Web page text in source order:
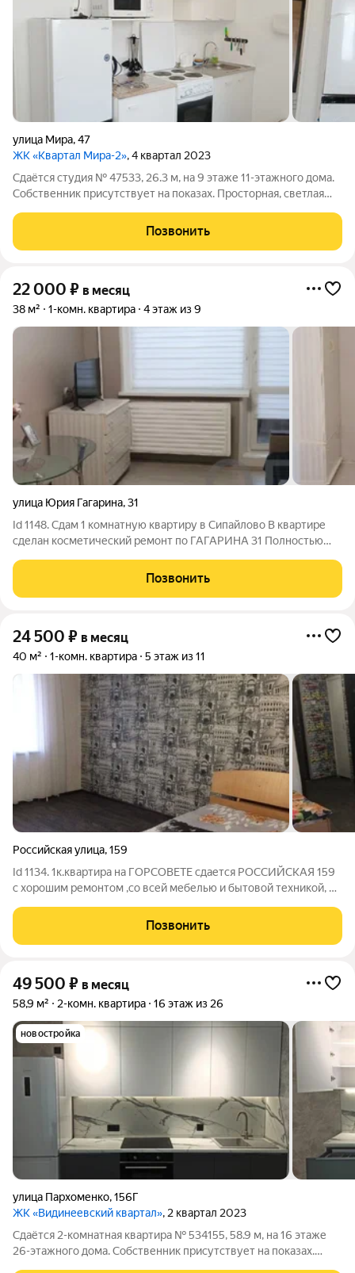
улица Мира,47
ЖК «Квартал Мира-2», 4 квартал 2023
Сдаётся студия № 47533, 26.3 м, на 9 этаже 11-этажного дома.
Собственник присутствует на показах. Просторная, светлая
современным ремонтом и застеклённой лоджией. Полностью
меблирована и готова к
Позвонить
22 000 ₽ в месяц
38 м² 1-комн. квартира 4 этаж из 9
улица Юрия Гагарина,31
Id 1148. Сдам 1 комнатную квартиру в Сипайлово В квартире
сделан косметический ремонт по ГАГАРИНА 31 Полностью
Позвонить
24 500 ₽ в месяц
40 м² 1-комн. квартира 5 этаж из 11
Российская улица,159
Id 1134. 1к.квартира на ГОРСОВЕТЕ сдается РОССИЙСКАЯ 159
с хорошим ремонтом ,со всей мебелью и бытовой техникой, в
долгосрочную аренду, площадью 39м2 245ООвсе включено
Позвонить
49 500 ₽ в месяц
58,9 м² 2-комн. квартира 16 этаж из 26
новостройка
улица Пархоменко,156Г
ЖК «Видинеевский квартал», 2 квартал 2023
Сдаётся 2-комнатная квартира № 534155, 58.9 м, на 16 этаже
26-этажного дома. Собственник присутствует на показах.